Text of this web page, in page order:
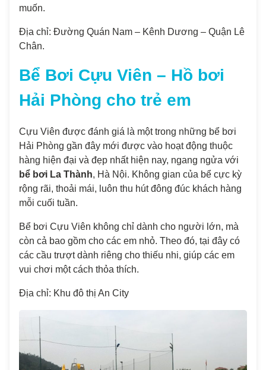
muốn.
Địa chỉ: Đường Quán Nam – Kênh Dương – Quận Lê
Chân.
Bể Bơi Cựu Viên – Hồ bơi
Hải Phòng cho trẻ em
Cựu Viên được đánh giá là một trong những bể bơi
Hải Phòng gần đây mới được vào hoạt động thuộc
hàng hiện đại và đẹp nhất hiện nay, ngang ngửa với
bể bơi La Thành, Hà Nội. Không gian của bể cực kỳ
rộng rãi, thoải mái, luôn thu hút đông đúc khách hàng
mỗi cuối tuần.
Bể bơi Cựu Viên không chỉ dành cho người lớn, mà
còn cả bao gồm cho các em nhỏ. Theo đó, tại đây có
các cầu trượt dành riêng cho thiếu nhi, giúp các em
vui chơi một cách thỏa thích.
Địa chỉ: Khu đô thị An City